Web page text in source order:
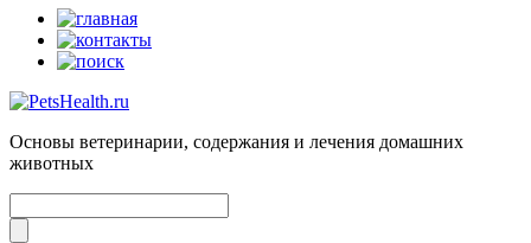
Основы ветеринарии, содержания и лечения домашних
животных